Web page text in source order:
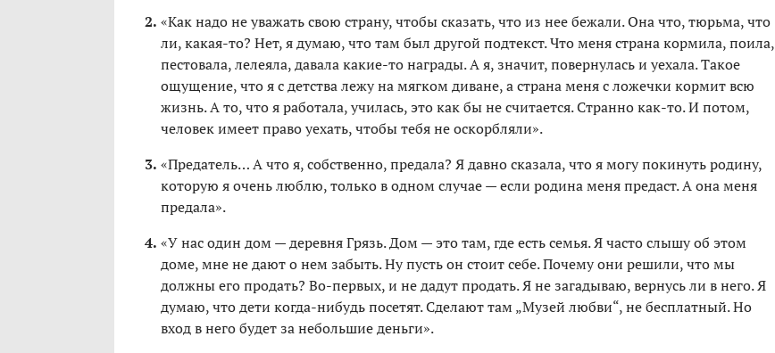
«Как надо не уважать свою страну, чтобы сказать, что из нее бежали. Она что, тюрьма, что
ли, какая-то? Нет, я думаю, что там был другой подтекст. Что меня страна кормила, поила,
пестовала, лелеяла, давала какие-то награды. А я, значит, повернулась и уехала. Такое
ощущение, что я с детства лежу на мягком диване, а страна меня с ложечки кормит всю
жизнь. А то, что я работала, училась, это как бы не считается. Странно как-то. И потом,
человек имеет право уехать, чтобы тебя не оскорбляли».
«Предатель… А что я, собственно, предала? Я давно сказала, что я могу покинуть родину,
которую я очень люблю, только в одном случае — если родина меня предаст. А она меня
предала».
«У нас один дом — деревня Грязь. Дом — это там, где есть семья. Я часто слышу об этом
доме, мне не дают о нем забыть. Ну пусть он стоит себе. Почему они решили, что мы
должны его продать? Во-первых, и не дадут продать. Я не загадываю, вернусь ли в него. Я
думаю, что дети когда-нибудь посетят. Сделают там „Музей любви“, не бесплатный. Но
вход в него будет за небольшие деньги».